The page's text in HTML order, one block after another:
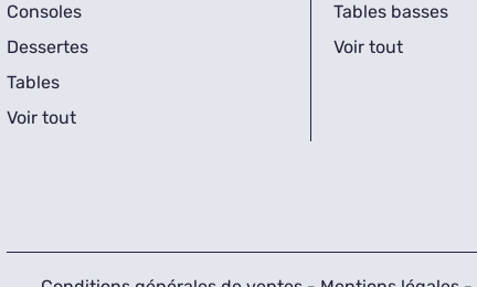
Consoles
Dessertes
Tables
Voir tout
Tables basses
Voir tout